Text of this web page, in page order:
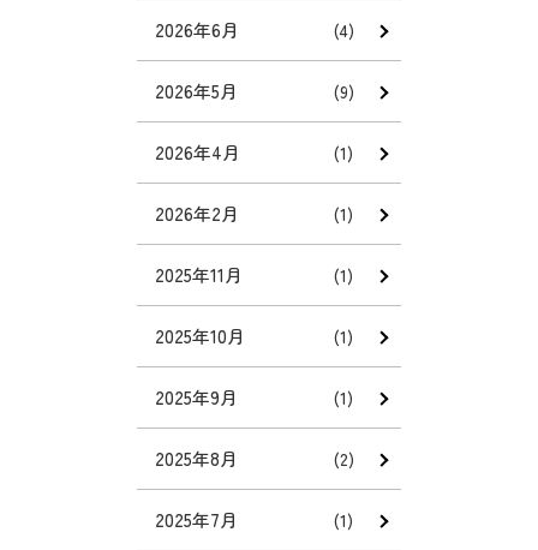
2026年6月 (4)
2026年5月 (9)
2026年4月 (1)
2026年2月 (1)
2025年11月 (1)
2025年10月 (1)
2025年9月 (1)
2025年8月 (2)
2025年7月 (1)